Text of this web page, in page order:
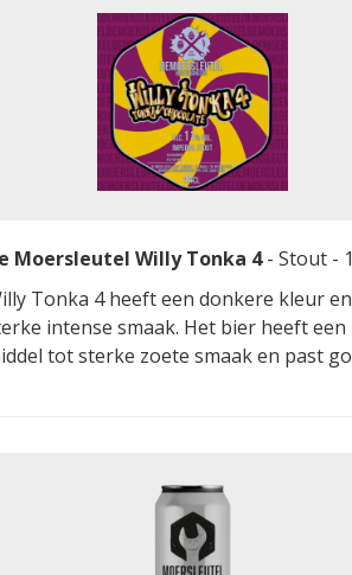
Moersleutel Willy Tonka 4 - Stout -
Tonka 4 heeft een donkere kleur
intense smaak. Het bier heeft een
tot sterke zoete smaak en past